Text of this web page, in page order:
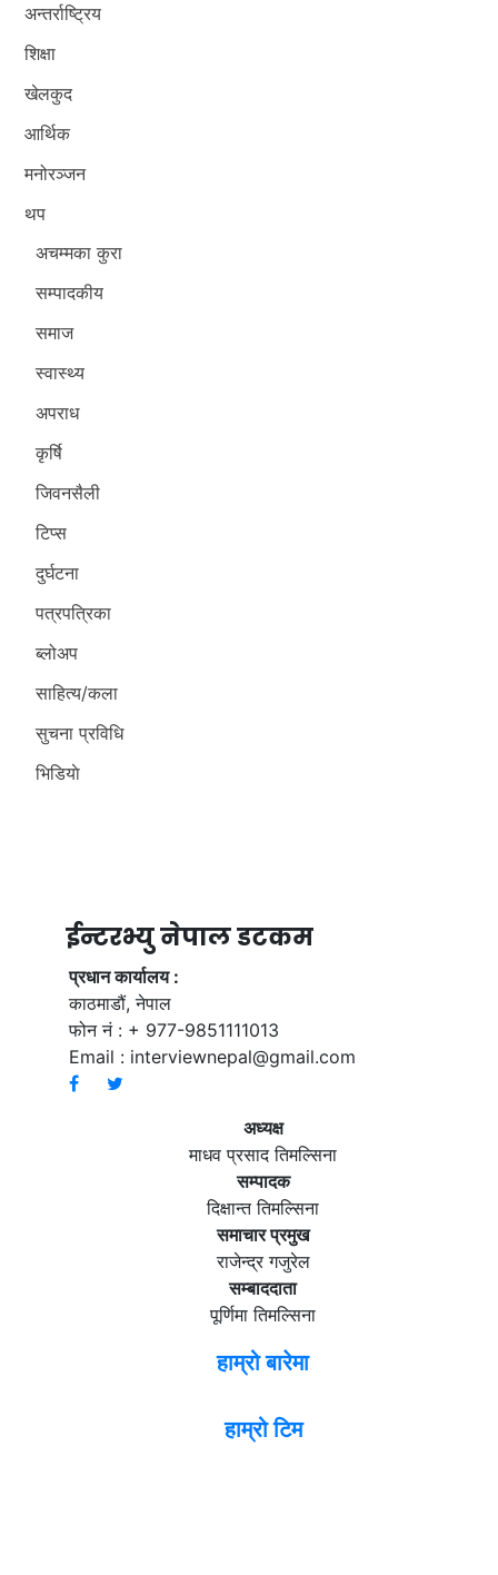
अन्तर्राष्ट्रिय
शिक्षा
खेलकुद
आर्थिक
मनोरञ्जन
थप
अचम्मका कुरा
सम्पादकीय
समाज
स्वास्थ्य
अपराध
कृर्षि
जिवनसैली
टिप्स
दुर्घटना
पत्रपत्रिका
ब्लोअप
साहित्य/कला
सुचना प्रविधि
भिडियाे
ईन्टरभ्यु नेपाल डटकम
प्रधान कार्यालय :
काठमाडौं, नेपाल
फोन नं : + 977-9851111013
Email : interviewnepal@gmail.com
अध्यक्ष
माधव प्रसाद तिमल्सिना
सम्पादक
दिक्षान्त तिमल्सिना
समाचार प्रमुख
राजेन्द्र गजुरेल
सम्बाददाता
पूर्णिमा तिमल्सिना
हाम्रो बारेमा
हाम्रो टिम